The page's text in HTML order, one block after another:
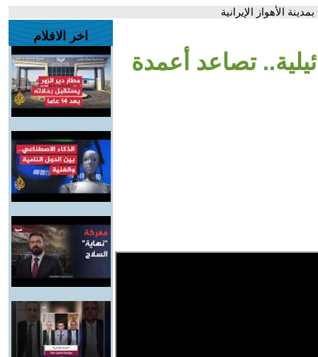
الأهواز الإيرانية
تصاعد أعمدة
اخر الافلام